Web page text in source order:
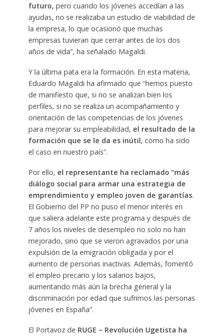
futuro, pero cuando los jóvenes accedían a las
ayudas, no se realizaba un estudio de viabilidad de
la empresa, lo que ocasionó que muchas
empresas tuvieran que cerrar antes de los dos
años de vida”, ha señalado Magaldi.
Y la última pata era la formación. En esta materia,
Eduardo Magaldi ha afirmado que “hemos puesto
de manifiesto que, si no se analizan bien los
perfiles, si no se realiza un acompañamiento y
orientación de las competencias de los jóvenes
para mejorar su empleabilidad, el resultado de la
formación que se le da es inútil, como ha sido
el caso en nuestro país”.
Por ello, el representante ha reclamado “más
diálogo social para armar una estrategia de
emprendimiento y empleo joven de garantías.
El Gobierno del PP no puso el menor interés en
que saliera adelante este programa y después de
7 años los niveles de desempleo no solo no han
mejorado, sino que se vieron agravados por una
expulsión de la emigración obligada y por el
aumento de personas inactivas. Además, fomentó
el empleo precario y los salarios bajos,
aumentando más aún la brecha general y la
discriminación por edad que sufrimos las personas
jóvenes en España”.
El Portavoz de RUGE – Revolución Ugetista ha